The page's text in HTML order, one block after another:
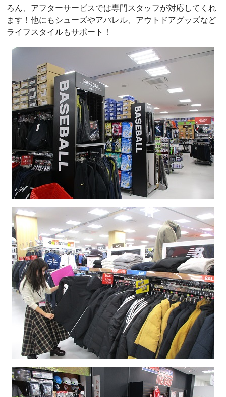
ろん、アフターサービスでは専門スタッフが対応してくれ
ます！他にもシューズやアパレル、アウトドアグッズなど
ライフスタイルもサポート！